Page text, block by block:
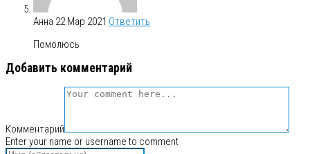
Анна 22 Мар 2021 Ответить
Помолюсь
Добавить комментарий
Комментарий
Enter your name or username to comment